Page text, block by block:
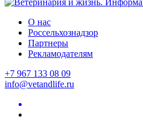
О нас
Россельхознадзор
Партнеры
Рекламодателям
+7 967 133 08 09
info@vetandlife.ru